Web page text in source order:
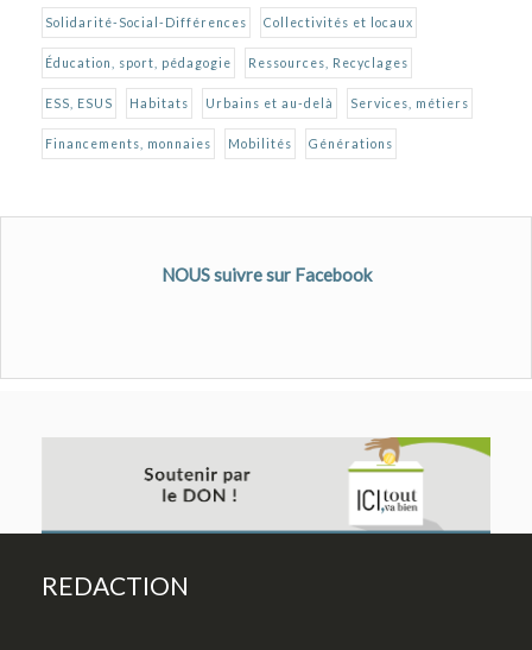
Solidarité-Social-Différences Collectivités et locaux
Éducation, sport, pédagogie Ressources, Recyclages
ESS, ESUS Habitats Urbains et au-delà Services, métiers
Financements, monnaies Mobilités Générations
NOUS suivre sur Facebook
REDACTION